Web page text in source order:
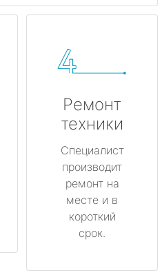
Ремонт
техники
Специалист
производит
ремонт на
месте и в
короткий
срок.